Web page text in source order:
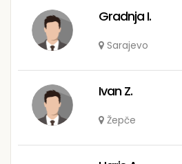
Gradnja I.
Sarajevo
Ivan Z.
Žepče